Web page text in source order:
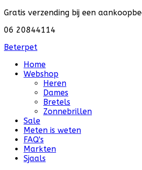
Gratis verzending bij een
06 20844114
Beterpet
Home
Webshop
Heren
Dames
Bretels
Zonnebrillen
Sale
Meten is weten
FAQ's
Markten
Sjaals